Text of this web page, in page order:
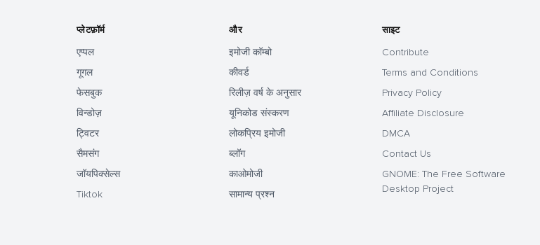
प्लेटफ़ॉर्म
एप्पल
गूगल
फेसबुक
विन्डोज़
ट्विटर
सैमसंग
जॉयपिक्सेल्स
Tiktok
और
इमोजी कॉम्बो
कीवर्ड
रिलीज़ वर्ष के अनुसार
यूनिकोड संस्करण
लोकप्रिय इमोजी
ब्लॉग
काओमोजी
सामान्य प्रश्न
साइट
Contribute
Terms and Conditions
Privacy Policy
Affiliate Disclosure
DMCA
Contact Us
GNOME: The Free Software
Desktop Project